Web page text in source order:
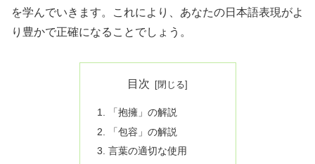
を学んでいきます。これにより、あなたの日本語表現がよ
り豊かで正確になることでしょう。
目次
「抱擁」の解説
「包容」の解説
言葉の適切な使用